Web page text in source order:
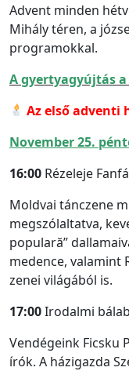
Advent minden
Mihály téren, a
programokkal.
A gyertyagyújtás
Az első adventi
November 25.
16:00 Rézeleje
Moldvai tánczene
megszólaltatva,
populară”
medence, valamint
zenei világából is.
17:00Irodalmi
Vendégeink Ficsku
írók. A házigazda